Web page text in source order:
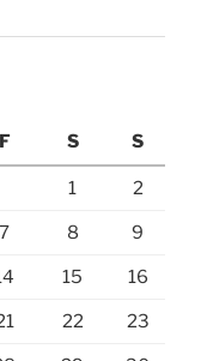
F S S
1 2
7 8 9
15 16
22 23